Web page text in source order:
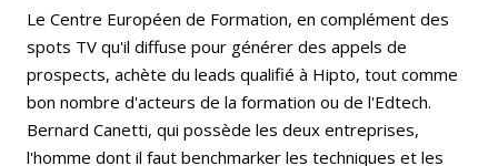
Le Centre Européen de Formation, en complément des
spots TV qu'il diffuse pour générer des appels de
prospects, achète du leads qualifié à Hipto, tout comme
bon nombre d'acteurs de la formation ou de l'Edtech.
Bernard Canetti, qui possède les deux entreprises,
l'homme dont il faut benchmarker les techniques et les